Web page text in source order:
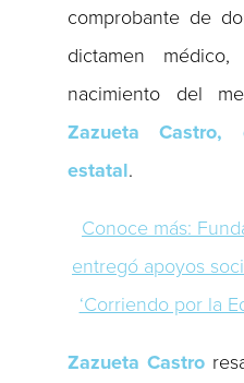
comprobante de
dictamen
nacimiento del
Zazueta
estatal.
Conoce más:
entregó apoyos
‘Corriendo por la
Zazueta Castro